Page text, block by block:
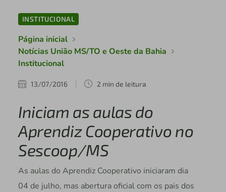
INSTITUCIONAL
Página inicial
Notícias União MS/TO e Oeste da Bahia
Institucional
13/07/2016 2 min de leitura
Iniciam as aulas do
Aprendiz Cooperativo no
Sescoop/MS
As aulas do Aprendiz Cooperativo iniciaram dia
04 de julho, mas abertura oficial com os pais dos